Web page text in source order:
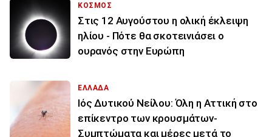
ΚΟΣΜΟΣ
Στις 12 Αυγούστου η ολική έκλειψη
ηλίου - Πότε θα σκοτεινιάσει ο
ουρανός στην Ευρώπη
ΕΛΛΑΔΑ
Ιός Δυτικού Νείλου: Όλη η Αττική στο
επίκεντρο των κρουσμάτων-
Συμπτώματα και μέρες μετά το